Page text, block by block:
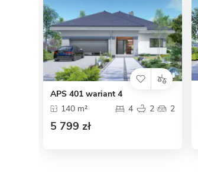
APS 401 wariant 4
140 m²
4 2 2
5 799 zł